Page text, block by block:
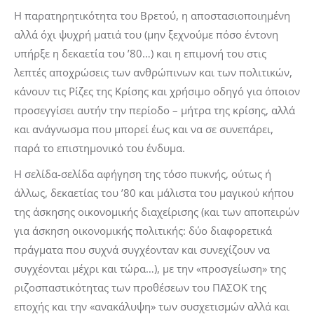
Η παρατηρητικότητα του Βρετού, η αποστασιοποιημένη
αλλά όχι ψυχρή ματιά του (μην ξεχνούμε πόσο έντονη
υπήρξε η δεκαετία του ’80…) και η επιμονή του στις
λεπτές αποχρώσεις των ανθρώπινων και των πολιτικών,
κάνουν τις Ρίζες της Κρίσης και χρήσιμο οδηγό για όποιον
προσεγγίσει αυτήν την περίοδο – μήτρα της κρίσης, αλλά
και ανάγνωσμα που μπορεί έως και να σε συνεπάρει,
παρά το επιστημονικό του ένδυμα.
Η σελίδα-σελίδα αφήγηση της τόσο πυκνής, ούτως ή
άλλως, δεκαετίας του ’80 και μάλιστα του μαγικού κήπου
της άσκησης οικονομικής διαχείρισης (και των αποπειρών
για άσκηση οικονομικής πολιτικής: δύο διαφορετικά
πράγματα που συχνά συγχέονταν και συνεχίζουν να
συγχέονται μέχρι και τώρα…), με την «προσγείωση» της
ριζοσπαστικότητας των προθέσεων του ΠΑΣΟΚ της
εποχής και την «ανακάλυψη» των συσχετισμών αλλά και